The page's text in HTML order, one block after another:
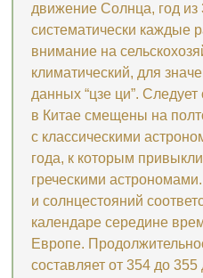
движение Солнца, год
систематически каждые
внимание на
климатический, для
данных “цзе ци”.
в Китае смещены на
с классическими
года, к которым
греческими
и солнцестояний
календаре середине
Европе.
составляет от 354 до